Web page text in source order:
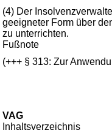
(4) Der
geeigneter Form über
zu unterrichten.
Fußnote
(+++ § 313: Zur
VAG
Inhaltsverzeichnis